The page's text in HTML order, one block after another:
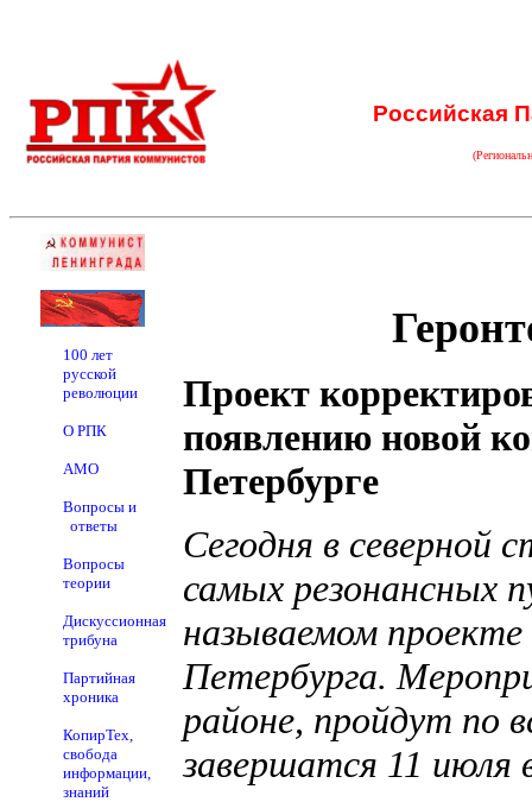
Российская
100 лет
русской
революции
О РПК
АМО
Вопросы и
ответы
Вопросы
теории
Дискуссионная
трибуна
Партийная
хроника
КопирТех,
свобода
информации,
знаний
Проект
появлению новой
Петербурге
Сегодня в северной
самых резонансных
называемом
Петербурга.
районе, пройдут по
завершатся 11 июля